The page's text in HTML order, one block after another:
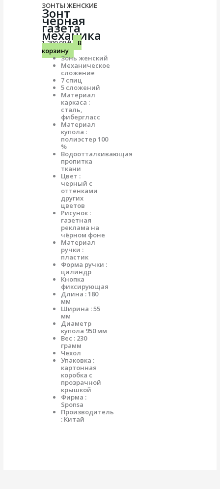
ЗОНТЫ ЖЕНСКИЕ
Зонт
черная
газета
механика
1,200.00₽
В
корзину
Зонь женский
Механическое
сложение
7 спиц
5 сложений
Материал
каркаса :
сталь,
фибергласс
Материал
купола :
полиэстер 100
%
Водоотталкивающая
пропитка
ткани
Цвет :
черный с
оттенками
других
цветов
Рисунок :
газетная
реклама на
чёрном фоне
Материал
ручки :
пластик
Форма ручки :
цилиндр
Кнопка
фиксирующая
Длина : 180
мм
Ширина : 55
мм
Диаметр
купола 950 мм
Вес : 230
грамм
Чехол
Упаковка :
картонная
коробка с
прозрачной
крышкой
Фирма :
Sponsa
Производитель
: Китай